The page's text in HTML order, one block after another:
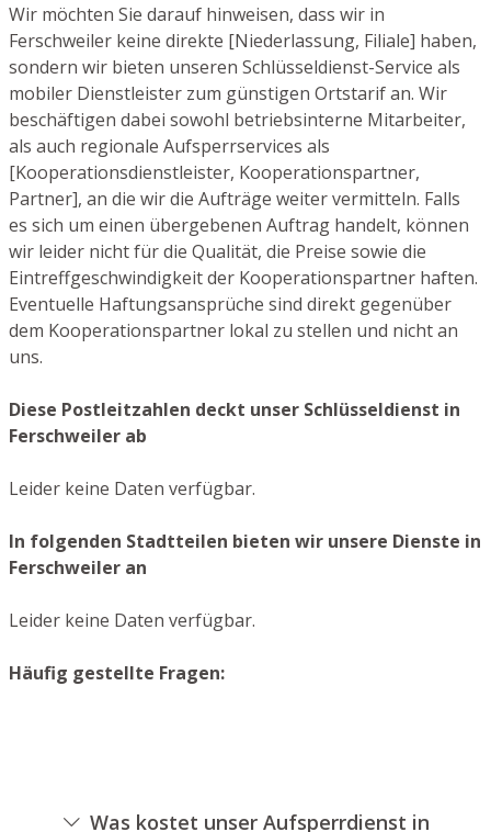
Wir möchten Sie darauf hinweisen, dass wir in
Ferschweiler keine direkte [Niederlassung, Filiale] haben,
sondern wir bieten unseren Schlüsseldienst-Service als
mobiler Dienstleister zum günstigen Ortstarif an. Wir
beschäftigen dabei sowohl betriebsinterne Mitarbeiter,
als auch regionale Aufsperrservices als
[Kooperationsdienstleister, Kooperationspartner,
Partner], an die wir die Aufträge weiter vermitteln. Falls
es sich um einen übergebenen Auftrag handelt, können
wir leider nicht für die Qualität, die Preise sowie die
Eintreffgeschwindigkeit der Kooperationspartner haften.
Eventuelle Haftungsansprüche sind direkt gegenüber
dem Kooperationspartner lokal zu stellen und nicht an
uns.
Diese Postleitzahlen deckt unser Schlüsseldienst in
Ferschweiler ab
Leider keine Daten verfügbar.
In folgenden Stadtteilen bieten wir unsere Dienste in
Ferschweiler an
Leider keine Daten verfügbar.
Häufig gestellte Fragen:
Was kostet unser Aufsperrdienst in